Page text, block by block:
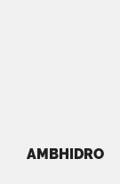
AMBHIDRO